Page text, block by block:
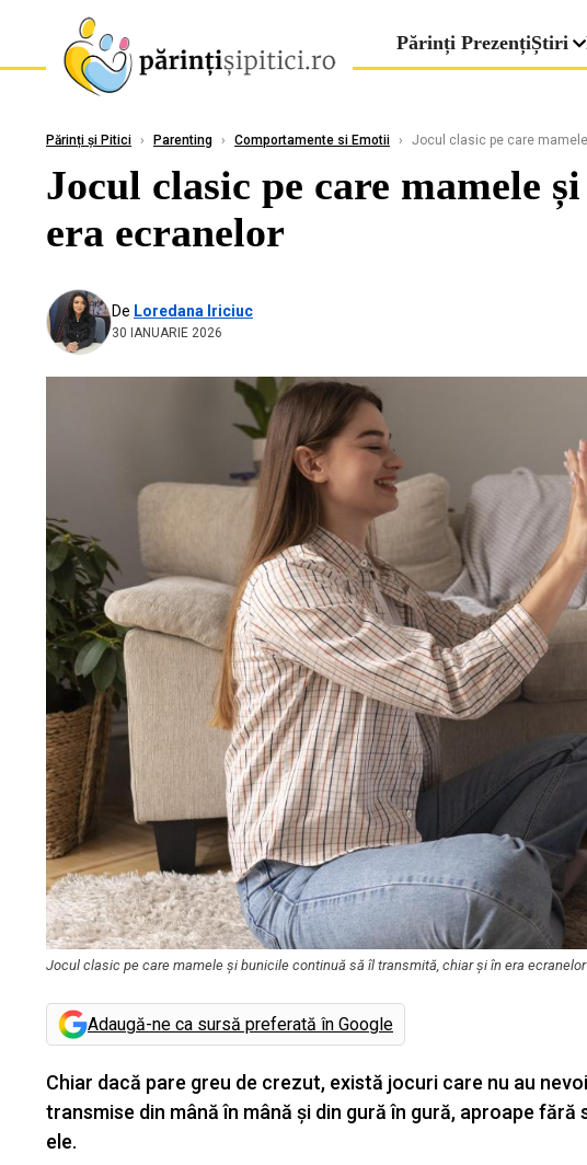
Părinți PrezențiȘtiri
Părinți și Pitici › Parenting › Comportamente si Emotii › Jocul clasic pe care
Jocul clasic pe care mamele
era ecranelor
De Loredana Iriciuc
30 IANUARIE 2026
Jocul clasic pe care mamele și bunicile continuă să îl transmită, chiar și în era
Adaugă-ne ca sursă preferată în Google
Chiar dacă pare greu de crezut, există jocuri care nu au
transmise din mână în mână și din gură în gură, aproape
ele.